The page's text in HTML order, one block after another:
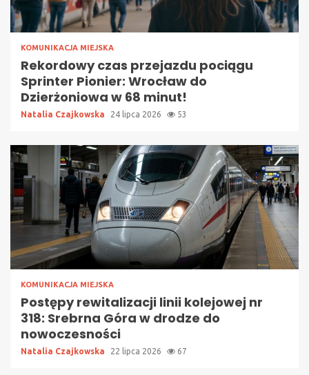
KOMUNIKACJA MIEJSKA
Rekordowy czas przejazdu pociągu
Sprinter Pionier: Wrocław do
Dzierżoniowa w 68 minut!
Natalia Czajkowska 24 lipca 2026 53
KOMUNIKACJA MIEJSKA
Postępy rewitalizacji linii kolejowej nr
318: Srebrna Góra w drodze do
nowoczesności
Natalia Czajkowska 22 lipca 2026 67